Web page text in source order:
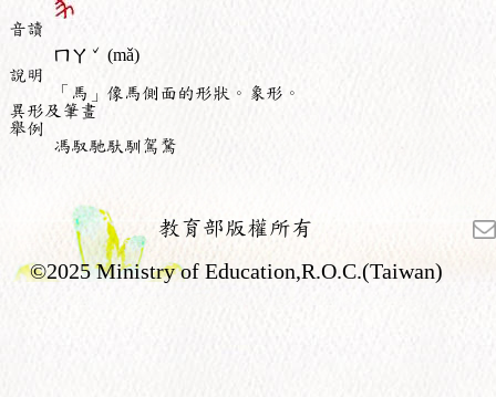
音讀
ㄇㄚ ˇ (mǎ)
說明
「馬」像馬側面的形狀。象形。
異形及筆畫
舉例
馮馭馳馱馴駕騖
教育部版權所有
©2025 Ministry of Education,R.O.C.(Taiwan)